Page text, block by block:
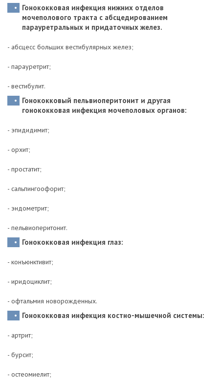
Гонококковая инфекция нижних отделов
мочеполового тракта с абсцедированием
парауретральных и придаточных желез.
- абсцесс больших вестибулярных желез;
- парауретрит;
- вестибулит.
Гонококковый пельвиоперитонит и другая
гонококковая инфекция мочеполовых органов:
- эпидидимит;
- орхит;
- простатит;
- сальпингоофорит;
- эндометрит;
- пельвиоперитонит.
Гонококковая инфекция глаз:
- конъюнктивит;
- иридоциклит;
- офтальмия новорожденных.
Гонококковая инфекция костно-мышечной системы:
- артрит;
- бурсит;
- остеомиелит;